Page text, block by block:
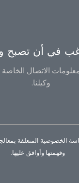
في أن تصبح
الاتصال الخاصة
وكيلنا.
الخصوصية المتعلقة
وفهمتها وأوافق عليها.